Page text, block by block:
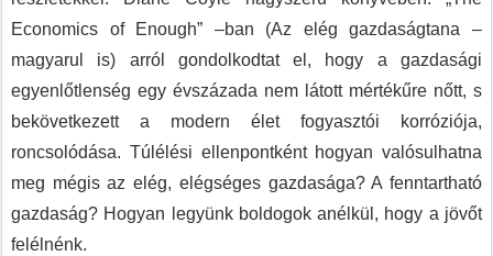
Economics of Enough” –ban (Az elég gazdaságtana –
magyarul is) arról gondolkodtat el, hogy a gazdasági
egyenlőtlenség egy évszázada nem látott mértékűre nőtt, s
bekövetkezett a modern élet fogyasztói korróziója,
roncsolódása. Túlélési ellenpontként hogyan valósulhatna
meg mégis az elég, elégséges gazdasága? A fenntartható
gazdaság? Hogyan legyünk boldogok anélkül, hogy a jövőt
felélnénk.